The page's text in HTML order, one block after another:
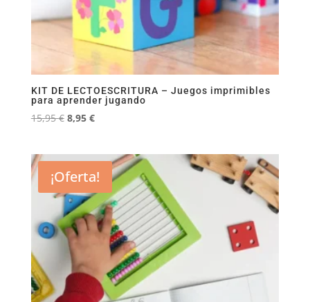
KIT DE LECTOESCRITURA – Juegos imprimibles
para aprender jugando
15,95€ El
era:
15,95 €.
8,95 €El
es:
8,95 €.
¡Oferta!